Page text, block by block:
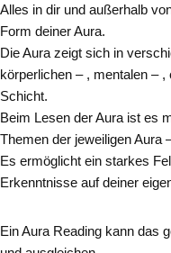
Alles in dir und außerhalb
Form deiner Aura.
Die Aura zeigt sich in
körperlichen – , mentalen –
Schicht.
Beim Lesen der Aura ist es
Themen der jeweiligen Aura
Es ermöglicht ein starkes
Erkenntnisse auf deiner
Ein Aura Reading kann das